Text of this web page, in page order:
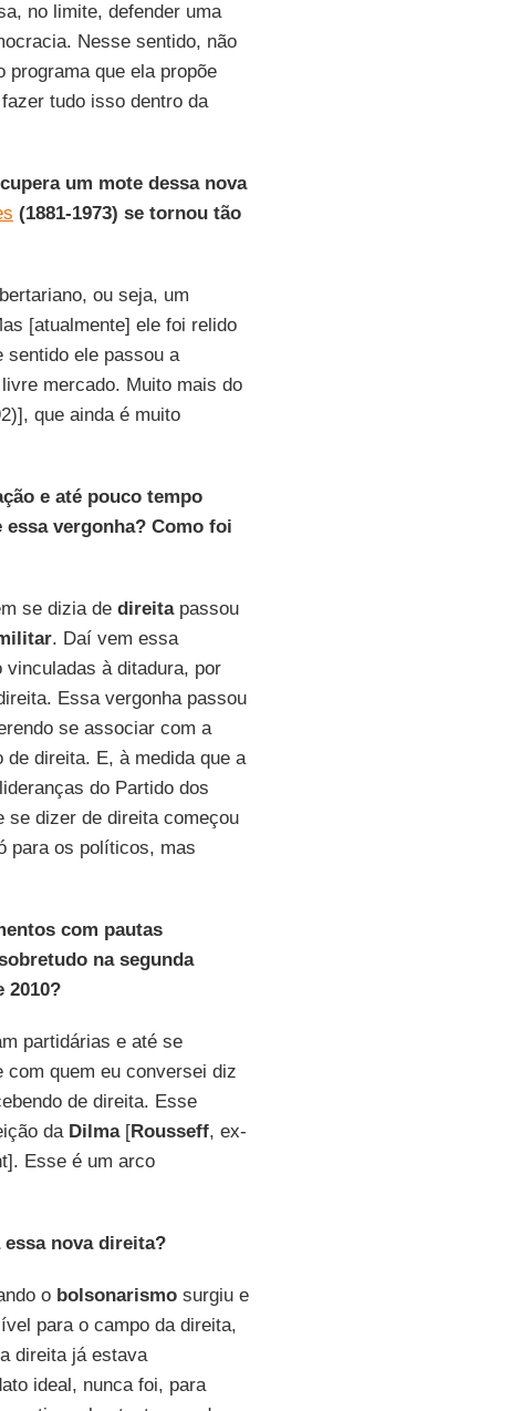
no limite, defender uma
Nesse sentido, não
programa que ela propõe
tudo isso dentro da
um mote dessa nova
(1881-1973) se tornou tão
ou seja, um
[atualmente] ele foi relido
sentido ele passou a
mercado. Muito mais do
que ainda é muito
e até pouco tempo
vergonha? Como foi
se dizia de direitapassou
. Daí vem essa
à ditadura, por
Essa vergonha passou
se associar com a
direita. E, à medida que a
do Partido dos
se dizer de direita começou
para os políticos, mas
com pautas
na segunda
2010?
partidárias e até se
quem eu conversei diz
de direita. Esse
da Dilma[Rousseff, ex-
Esse é um arco
nova direita?
o bolsonarismosurgiu e
para o campo da direita,
direita já estava
ideal, nunca foi, para